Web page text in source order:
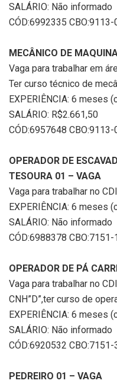
SALÁRIO: Não informado
CÓD:6992335 CBO:9113-
MECÂNICO DE
Vaga para trabalhar em
Ter curso técnico de
EXPERIÊNCIA: 6 meses
SALÁRIO: R$2.661,50
CÓD:6957648 CBO:9113-
OPERADOR DE
TESOURA 01 – VAGA
Vaga para trabalhar no CDI
EXPERIÊNCIA: 6 meses
SALÁRIO: Não informado
CÓD:6988378 CBO:7151-
OPERADOR DE PÁ
Vaga para trabalhar no CDI
CNH”D”,ter curso de
EXPERIÊNCIA: 6 meses
SALÁRIO: Não informado
CÓD:6920532 CBO:7151-
PEDREIRO 01 – VAGA